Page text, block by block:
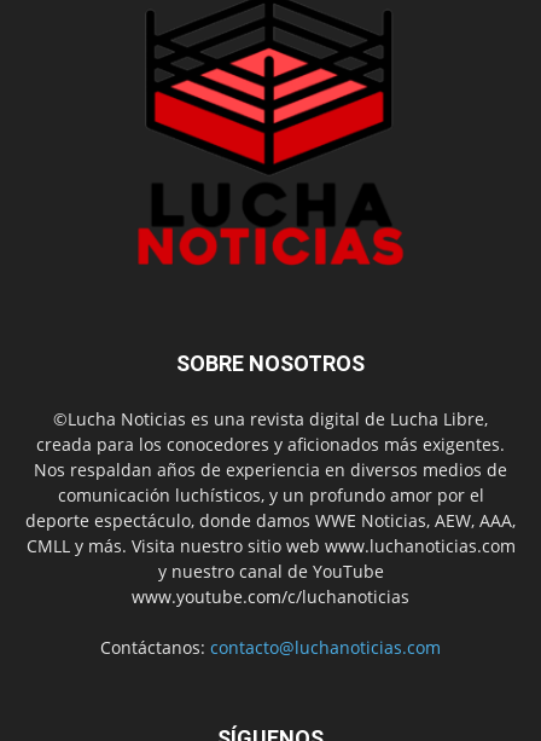
SOBRE NOSOTROS
©Lucha Noticias es una revista digital de Lucha Libre,
creada para los conocedores y aficionados más exigentes.
Nos respaldan años de experiencia en diversos medios de
comunicación luchísticos, y un profundo amor por el
deporte espectáculo, donde damos WWE Noticias, AEW, AAA,
CMLL y más. Visita nuestro sitio web www.luchanoticias.com
y nuestro canal de YouTube
www.youtube.com/c/luchanoticias
Contáctanos: contacto@luchanoticias.com